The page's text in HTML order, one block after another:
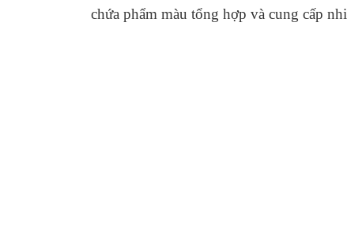
chứa phẩm màu tổng hợp và cung cấp